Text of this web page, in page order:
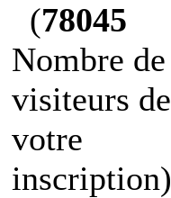
(78045
Nombre de
visiteurs de
votre
inscription)